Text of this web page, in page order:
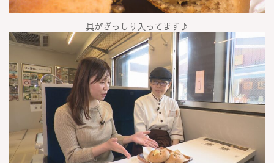
具がぎっしり入ってます♪